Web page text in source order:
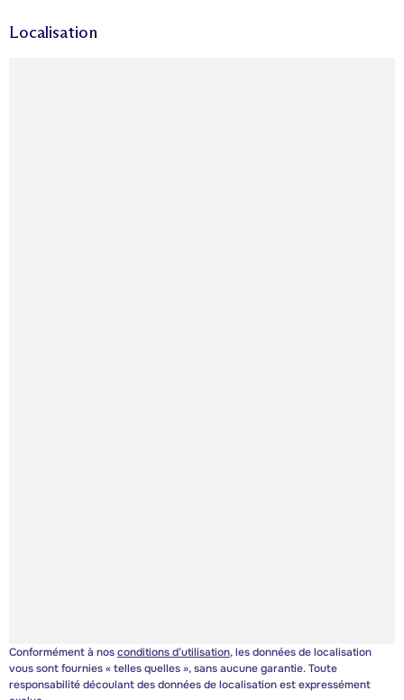
Localisation
Conformément à nosconditions d’utilisation, les données de localisation
vous sont fournies « telles quelles », sans aucune garantie. Toute
responsabilité découlant des données de localisation est expressément